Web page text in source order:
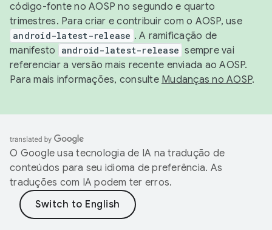
código-fonte no AOSP no segundo e quarto
trimestres. Para criar e contribuir com o AOSP, use
android-latest-release . A ramificação de
manifesto
android-latest-release sempre vai
referenciar a versão mais recente enviada ao AOSP.
Para mais informações, consulte Mudanças no AOSP.
O Google usa tecnologia de IA na tradução de
conteúdos para seu idioma de preferência. As
traduções com IA podem ter erros.